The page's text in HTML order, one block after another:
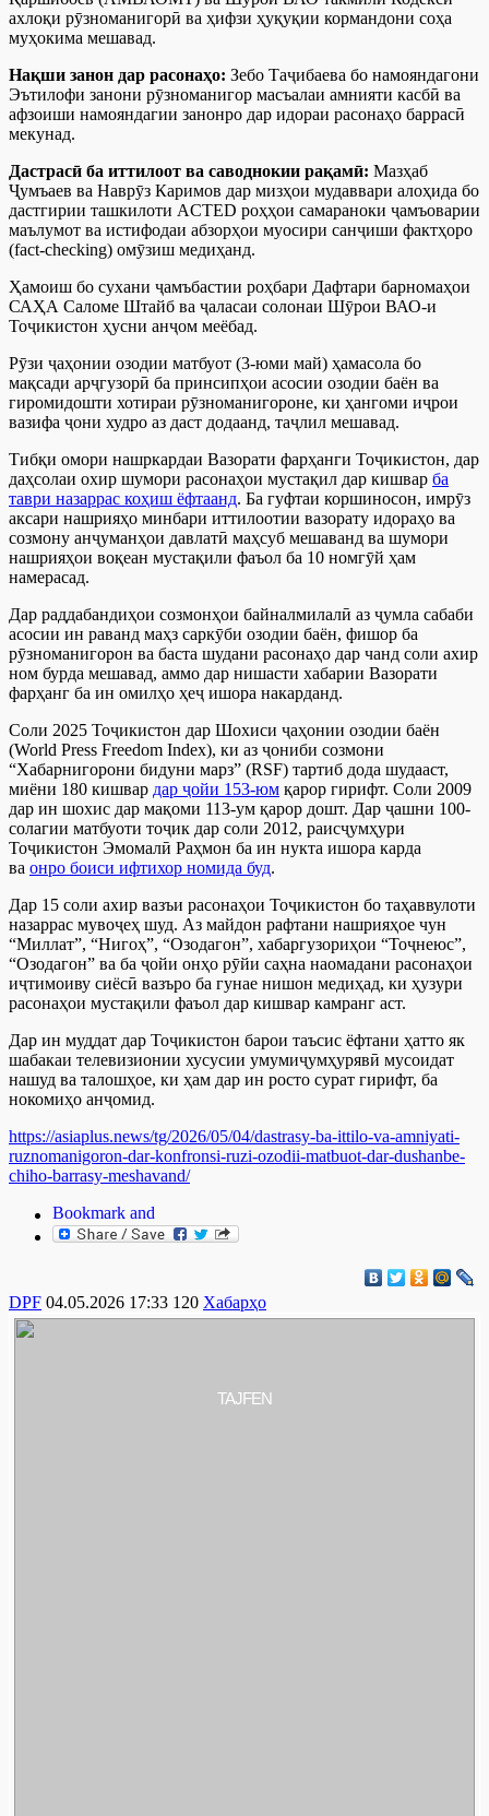
ахлоқи рӯзноманигорӣ ва ҳифзи ҳуқуқии кормандони соҳа
муҳокима мешавад.
Нақши занон дар расонаҳо: Зебо Таҷибаева бо намояндагони
Эътилофи занони рӯзноманигор масъалаи амнияти касбӣ ва
афзоиши намояндагии занонро дар идораи расонаҳо баррасӣ
мекунад.
Дастрасӣ ба иттилоот ва саводнокии рақамӣ: Мазҳаб
Ҷумъаев ва Наврӯз Каримов дар мизҳои мудаввари алоҳида бо
дастгирии ташкилоти ACTED роҳҳои самараноки ҷамъоварии
маълумот ва истифодаи абзорҳои муосири санҷиши фактҳоро
(fact-checking) омӯзиш медиҳанд.
Ҳамоиш бо сухани ҷамъбастии роҳбари Дафтари барномаҳои
САҲА Саломе Штайб ва ҷаласаи солонаи Шӯрои ВАО-и
Тоҷикистон ҳусни анҷом меёбад.
Рӯзи ҷаҳонии озодии матбуот (3-юми май) ҳамасола бо
мақсади арҷгузорӣ ба принсипҳои асосии озодии баён ва
гиромидошти хотираи рӯзноманигороне, ки ҳангоми иҷрои
вазифа ҷони худро аз даст додаанд, таҷлил мешавад.
Тибқи омори нашркардаи Вазорати фарҳанги Тоҷикистон, дар
даҳсолаи охир шумори расонаҳои мустақил дар кишвар ба
таври назаррас коҳиш ёфтаанд. Ба гуфтаи коршиносон, имрӯз
аксари нашрияҳо минбари иттилоотии вазорату идораҳо ва
созмону анҷуманҳои давлатӣ маҳсуб мешаванд ва шумори
нашрияҳои воқеан мустақили фаъол ба 10 номгӯй ҳам
намерасад.
Дар раддабандиҳои созмонҳои байналмилалӣ аз ҷумла сабаби
асосии ин раванд маҳз саркӯби озодии баён, фишор ба
рӯзноманигорон ва баста шудани расонаҳо дар чанд соли ахир
ном бурда мешавад, аммо дар нишасти хабарии Вазорати
фарҳанг ба ин омилҳо ҳеҷ ишора накарданд.
Соли 2025 Тоҷикистон дар Шохиси ҷаҳонии озодии баён
(World Press Freedom Index), ки аз ҷониби созмони
“Хабарнигорони бидуни марз” (RSF) тартиб дода шудааст,
миёни 180 кишвар дар ҷойи 153-юм қарор гирифт. Соли 2009
дар ин шохис дар мақоми 113-ум қарор дошт. Дар ҷашни 100-
солагии матбуоти тоҷик дар соли 2012, раисҷумҳури
Тоҷикистон Эмомалӣ Раҳмон ба ин нукта ишора карда
ва онро боиси ифтихор номида буд.
Дар 15 соли ахир вазъи расонаҳои Тоҷикистон бо таҳаввулоти
назаррас мувоҷеҳ шуд. Аз майдон рафтани нашрияҳое чун
“Миллат”, “Нигоҳ”, “Озодагон”, хабаргузориҳои “Тоҷнеюс”,
“Озодагон” ва ба ҷойи онҳо рӯйи саҳна наомадани расонаҳои
иҷтимоиву сиёсӣ вазъро ба гунае нишон медиҳад, ки ҳузури
расонаҳои мустақили фаъол дар кишвар камранг аст.
Дар ин муддат дар Тоҷикистон барои таъсис ёфтани ҳатто як
шабакаи телевизионии хусусии умумиҷумҳурявӣ мусоидат
нашуд ва талошҳое, ки ҳам дар ин росто сурат гирифт, ба
нокомиҳо анҷомид.
https://asiaplus.news/tg/2026/05/04/dastrasy-ba-ittilo-va-amniyati-
ruznomanigoron-dar-konfronsi-ruzi-ozodii-matbuot-dar-dushanbe-
chiho-barrasy-meshavand/
DPF 04.05.2026 17:33 120 Хабарҳо
TAJFEN